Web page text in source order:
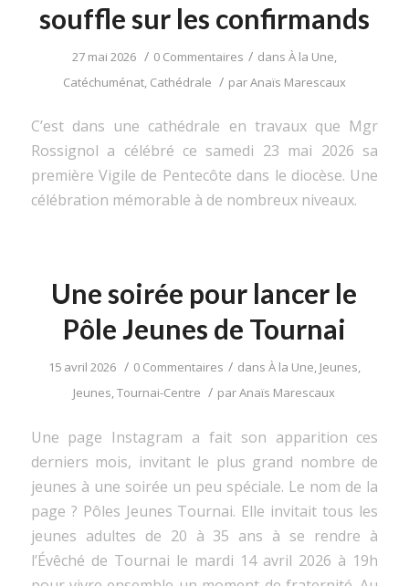
souffle sur les confirmands
27 mai 2026 / 0 Commentaires / dans À la Une,
Catéchuménat, Cathédrale / parAnaïs Marescaux
C’est dans une cathédrale en travaux que Mgr
Rossignol a célébré ce samedi 23 mai 2026 sa
première Vigile de Pentecôte dans le diocèse. Une
célébration mémorable à de nombreux niveaux.
Une soirée pour lancer le
Pôle Jeunes de Tournai
15 avril 2026 / 0 Commentaires / dans À la Une, Jeunes,
Jeunes,Tournai-Centre / parAnaïs Marescaux
Une page Instagram a fait son apparition ces
derniers mois, invitant le plus grand nombre de
jeunes à une soirée un peu spéciale. Le nom de la
page ? Pôles Jeunes Tournai. Elle invitait tous les
jeunes adultes de 20 à 35 ans à se rendre à
l’Évêché de Tournai le mardi 14 avril 2026 à 19h